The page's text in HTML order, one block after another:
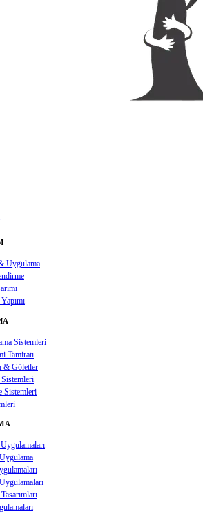
Uygulama
Sistemleri
Tamiratı
& Göletler
Sistemleri